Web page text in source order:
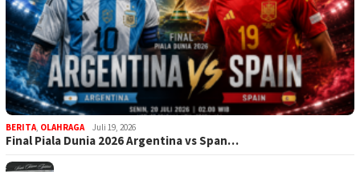
BERITA, OLAHRAGA Juli 19, 2026
Final Piala Dunia 2026 Argentina vs Span…